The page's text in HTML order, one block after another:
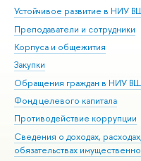
Устойчивое развитие в НИУ
Преподаватели и сотрудники
Корпуса и общежития
Закупки
Обращения граждан в НИУ
Фонд целевого капитала
Противодействие коррупции
Сведения о доходах,
обязательствах